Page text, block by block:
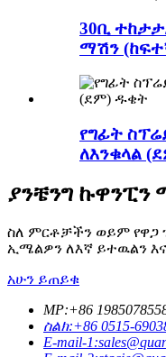
30ቢ
ማሽን
የግፊት
ለእንቁላል
ያንቼንግ ኩዋንፒን
ስለ ምርቶቻችን ወይም የዋጋ
ኢሜልዎን ለእኛ ይተዉልን
አሁን ይጠይቁ
MP:+86
ስልክ:+86 0515-
E-mail-